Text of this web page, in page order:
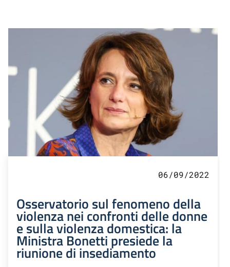
06/09/2022
Osservatorio sul fenomeno della
violenza nei confronti delle donne
e sulla violenza domestica: la
Ministra Bonetti presiede la
riunione di insediamento